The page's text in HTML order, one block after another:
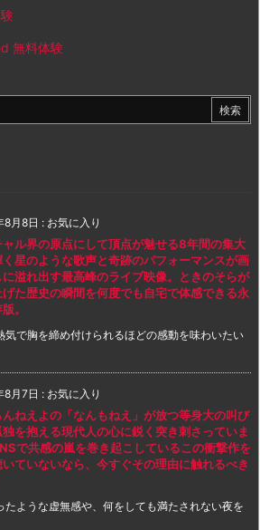
無料体験
8月8日 : お気に入り
ャル界の原点にして頂点が魅せる8年間の集大
星のような歌声と奇跡のパフォーマンスが画
溢れ出す最高峰のライブ映像。ときのそらが
た歴史の瞬間を何度でも自宅で体感できる永
。
気で胸を締め付けられるほどの感動を味わいたい
8月7日 : お気に入り
ねえよの「なんもねえ」が放つ等身大の叫び
を抱える現代人の心に鋭く突き刺さっていま
で共感の嵐を巻き起こしているこの衝撃作を
いていないなら、今すぐその理由に触れるべき
ような虚無感や、何をしても満たされない夜を